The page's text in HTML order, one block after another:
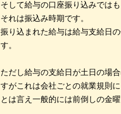
そして給与の口座振り込みでは
それは振込み時期です。
振り込まれた給与は給与支給日
す。
ただし給与の支給日が土日の場
すがこれは会社ごとの就業規則
とは言え一般的には前倒しの金